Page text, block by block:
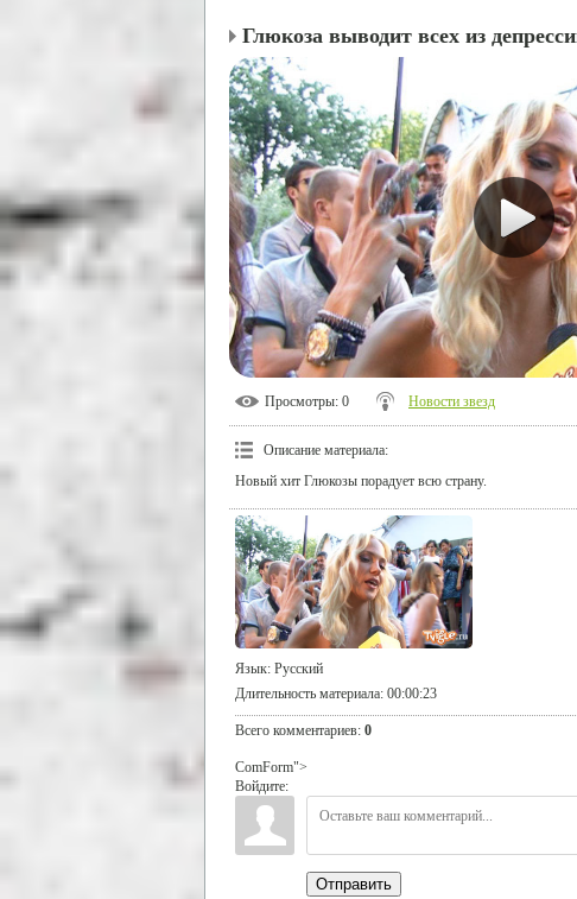
Глюкоза выводит всех из
Просмотры: 0 Новости звезд
Описание материала:
Новый хит Глюкозы порадует всю страну.
Язык: Русский
Длительность материала: 00:00:23
Всего комментариев: 0
ComForm">
Войдите:
Отправить